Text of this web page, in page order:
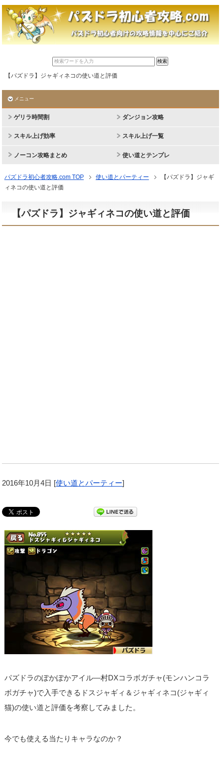
【パズドラ】ジャギィネコの使い道と評価
メニュー
ゲリラ時間割 ダンジョン攻略
スキル上げ効率 スキル上げ一覧
ノーコン攻略まとめ 使い道とテンプレ
パズドラ初心者攻略.com TOP 使い道とパーティー
【パズドラ】ジャギ
ィネコの使い道と評価
【パズドラ】ジャギィネコの使い道と評価
2016年10月4日 [使い道とパーティー]
パズドラのぽかぽかアイル―村DXコラボガチャ(モンハンコラ
ボガチャ)で入手できるドスジャギィ＆ジャギィネコ(ジャギィ
猫)の使い道と評価を考察してみました。
今でも使える当たりキャラなのか？